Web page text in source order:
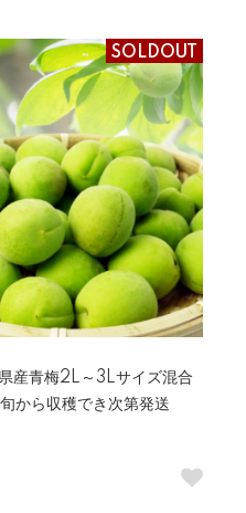
SOLDOUT
県産青梅2L～3Lサイズ混合
から収穫でき次第発送